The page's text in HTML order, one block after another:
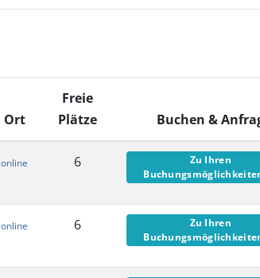
Ort
Freie
Plätze
Buchen &
online 6
Zu Ihren
online 6
Zu Ihren